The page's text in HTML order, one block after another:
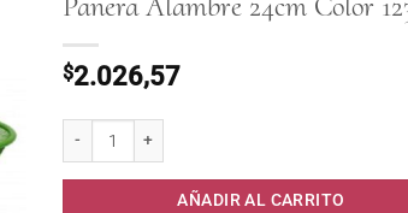
$2.026,57
AÑADIR AL CARRITO